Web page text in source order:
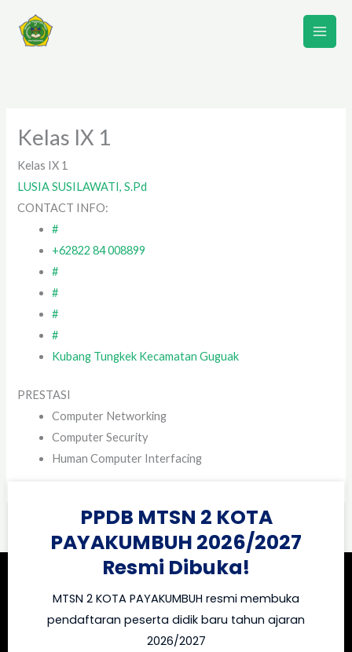
Kelas IX 1
Kelas IX 1
LUSIA SUSILAWATI, S.Pd
CONTACT INFO:
#
+62822 84 008899
#
#
#
#
Kubang Tungkek Kecamatan Guguak
PRESTASI
Computer Networking
Computer Security
Human Computer Interfacing
PPDB MTSN 2 KOTA
PAYAKUMBUH 2026/2027
Resmi Dibuka!
MTSN 2 KOTA PAYAKUMBUH resmi membuka
pendaftaran peserta didik baru tahun ajaran
2026/2027